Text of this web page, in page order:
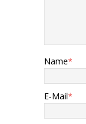
Name*
E-Mail*